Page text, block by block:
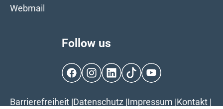
Webmail
Follow us
FacebookInstagram
LinkedInTikTokYouTube
Barrierefreiheit |Datenschutz |Impressum |Kontakt |